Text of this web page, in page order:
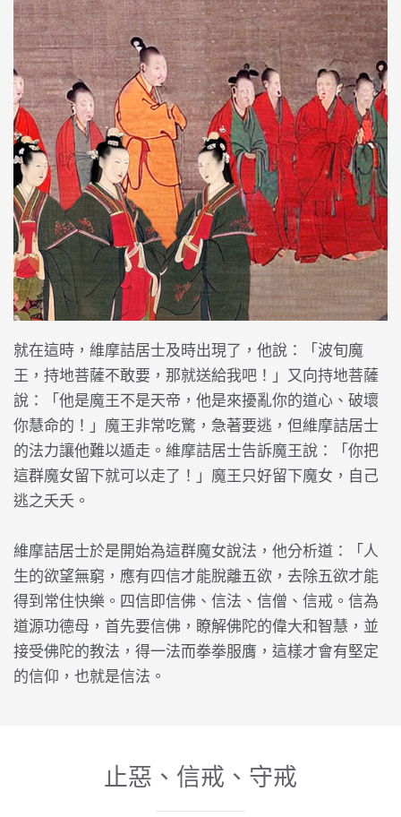
就在這時，維摩詰居士及時出現了，他說：「波旬魔
王，持地菩薩不敢要，那就送給我吧！」又向持地菩薩
說：「他是魔王不是天帝，他是來擾亂你的道心、破壞
你慧命的！」魔王非常吃驚，急著要逃，但維摩詰居士
的法力讓他難以遁走。維摩詰居士告訴魔王說：「你把
這群魔女留下就可以走了！」魔王只好留下魔女，自己
逃之夭夭。
維摩詰居士於是開始為這群魔女說法，他分析道：「人
生的欲望無窮，應有四信才能脫離五欲，去除五欲才能
得到常住快樂。四信即信佛、信法、信僧、信戒。信為
道源功德母，首先要信佛，瞭解佛陀的偉大和智慧，並
接受佛陀的教法，得一法而拳拳服膺，這樣才會有堅定
的信仰，也就是信法。
止惡、信戒、守戒